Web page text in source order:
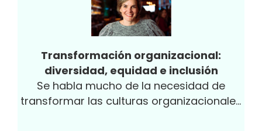
Transformación organizacional:
diversidad, equidad e inclusión
Se habla mucho de la necesidad de
transformar las culturas organizacionales